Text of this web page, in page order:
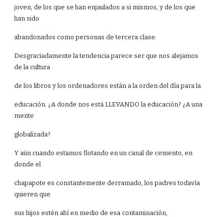
joven, de los que se han enjaulados a si mismos, y de los que
han sido
abandonados como personas de tercera clase.
Desgraciadamente la tendencia parece ser que nos alejamos
de la cultura
de los libros y los ordenadores están a la orden del día para la
educación. ¿A donde nos está LLEVANDO la educación? ¿A una
mente
globalizada?
Y aún cuando estamos flotando en un canal de cemento, en
donde el
chapapote es constantemente derramado, los padres todavía
quieren que
sus hijos estén ahí en medio de esa contaminación,